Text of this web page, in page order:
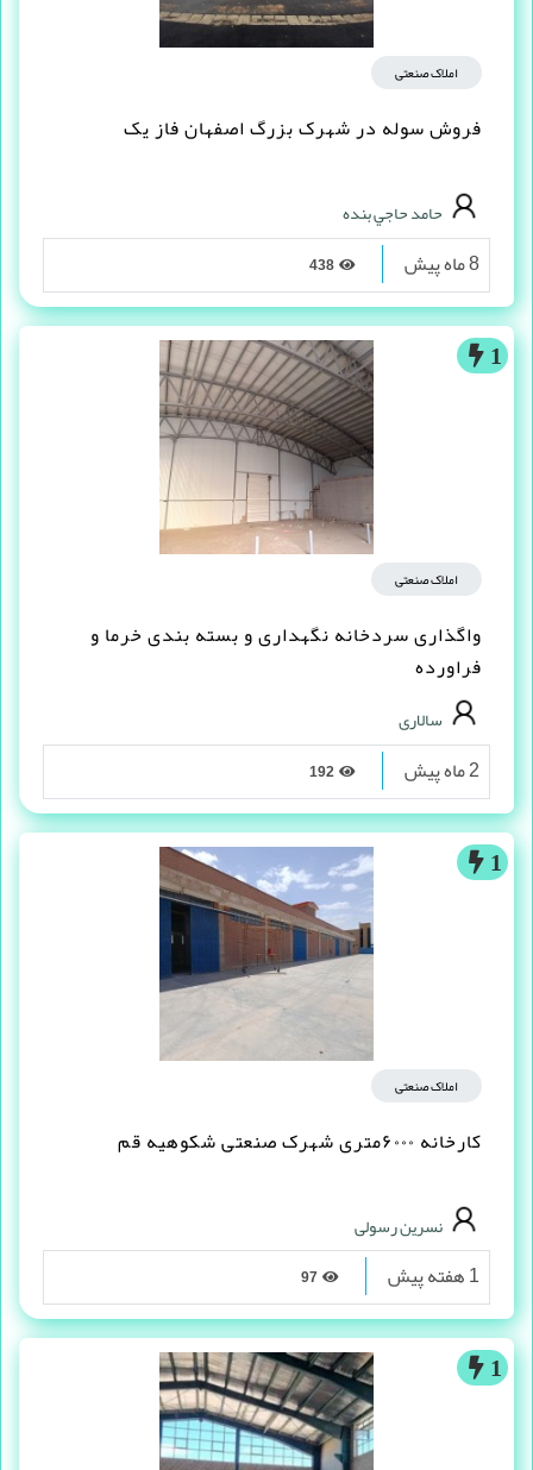
املاک صنعتی
فروش سوله در شهرک بزرگ اصفهان فاز یک
حامد حاجي بنده
8 ماه پیش
1
املاک صنعتی
واگذاری سردخانه نگهداری و بسته بندی خرما و
فراورده
سالاری
2 ماه پیش
1
املاک صنعتی
کارخانه ۶۰۰۰متری شهرک صنعتی شکوهیه قم
نسرین رسولی
1 هفته پیش
1